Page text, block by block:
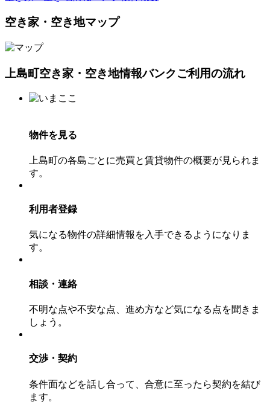
空き家・空き地マップ
上島町空き家・空き地情報バンクご利用の流れ
物件を見る
上島町の各島ごとに売買と賃貸物件の概要が見られま
す。
利用者登録
気になる物件の詳細情報を入手できるようになりま
す。
相談・連絡
不明な点や不安な点、進め方など気になる点を聞きま
しょう。
交渉・契約
条件面などを話し合って、合意に至ったら契約を結び
ます。